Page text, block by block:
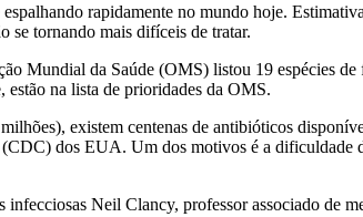
rapidamente no mundo hoje.
se tornando mais difíceis de tratar.
Mundial da Saúde (OMS) listou 19 espécies
na lista de prioridades da OMS.
existem centenas de antibióticos
dos EUA. Um dos motivos é a dificuldade
Neil Clancy, professor associado de